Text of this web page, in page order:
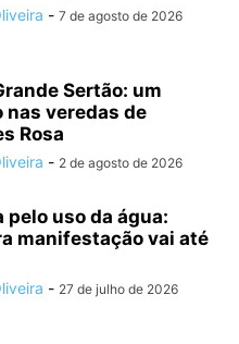
- 7 de agosto de 2026
Sertão: um
nas veredas de
Rosa
- 2 de agosto de 2026
pelo uso da água:
manifestação vai até
- 27 de julho de 2026